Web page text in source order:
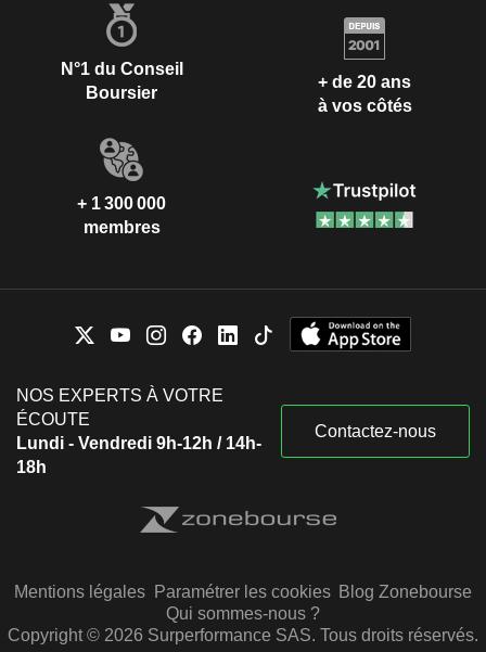
N°1 du Conseil
Boursier
+ de 20 ans
à vos côtés
+ 1 300 000
membres
NOS EXPERTS À VOTRE
ÉCOUTE
Lundi - Vendredi 9h-12h / 14h-
18h
Contactez-nous
Mentions légales Paramétrer les cookies Blog Zonebourse
Qui sommes-nous ?
Copyright © 2026 Surperformance SAS. Tous droits réservés.